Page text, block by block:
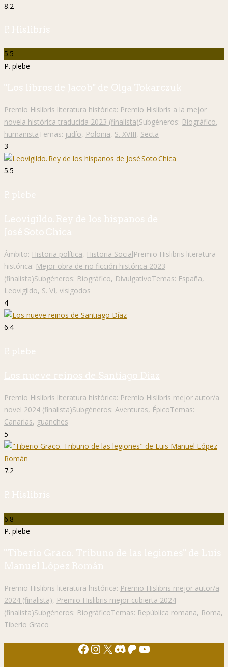
8.2
P. Hislibris
5.5
P. plebe
"Los libros de Jacob" de Olga Tokarczuk
Premio Hislibris literatura histórica: Premio Hislibris a la mejor
novela histórica traducida 2023 (finalista)Subgéneros: Biográfico,
humanistaTemas: judío, Polonia, S. XVIII, Secta
3
5.5
P. plebe
Leovigildo. Rey de los hispanos de
José Soto Chica
Ámbito: Historia política, Historia SocialPremio Hislibris literatura
histórica: Mejor obra de no ficción histórica 2023
(finalista)Subgéneros: Biográfico, DivulgativoTemas: España,
Leovigildo, S. VI, visigodos
4
6.4
P. plebe
Los nueve reinos de Santiago Díaz
Premio Hislibris literatura histórica: Premio Hislibris mejor autor/a
novel 2024 (finalista)Subgéneros: Aventuras, ÉpicoTemas:
Canarias, guanches
5
7.2
P. Hislibris
6.8
P. plebe
"Tiberio Graco. Tribuno de las legiones" de Luis
Manuel López Román
Premio Hislibris literatura histórica: Premio Hislibris mejor autor/a
2024 (finalista), Premio Hislibris mejor cubierta 2024
(finalista)Subgéneros: BiográficoTemas: República romana, Roma,
Tiberio Graco
Facebook
Instagram
X Discord
Patreon
YouTube